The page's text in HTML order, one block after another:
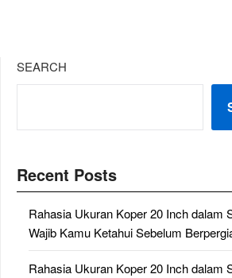
SEARCH
Recent Posts
Rahasia Ukuran Koper 20 Inch dalam
Wajib Kamu Ketahui Sebelum
Rahasia Ukuran Koper 20 Inch dalam